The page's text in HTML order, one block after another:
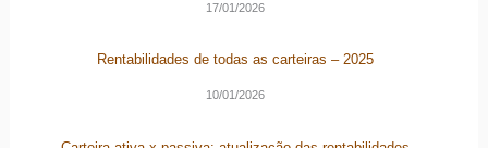
17/01/2026
Rentabilidades de todas as carteiras – 2025
10/01/2026